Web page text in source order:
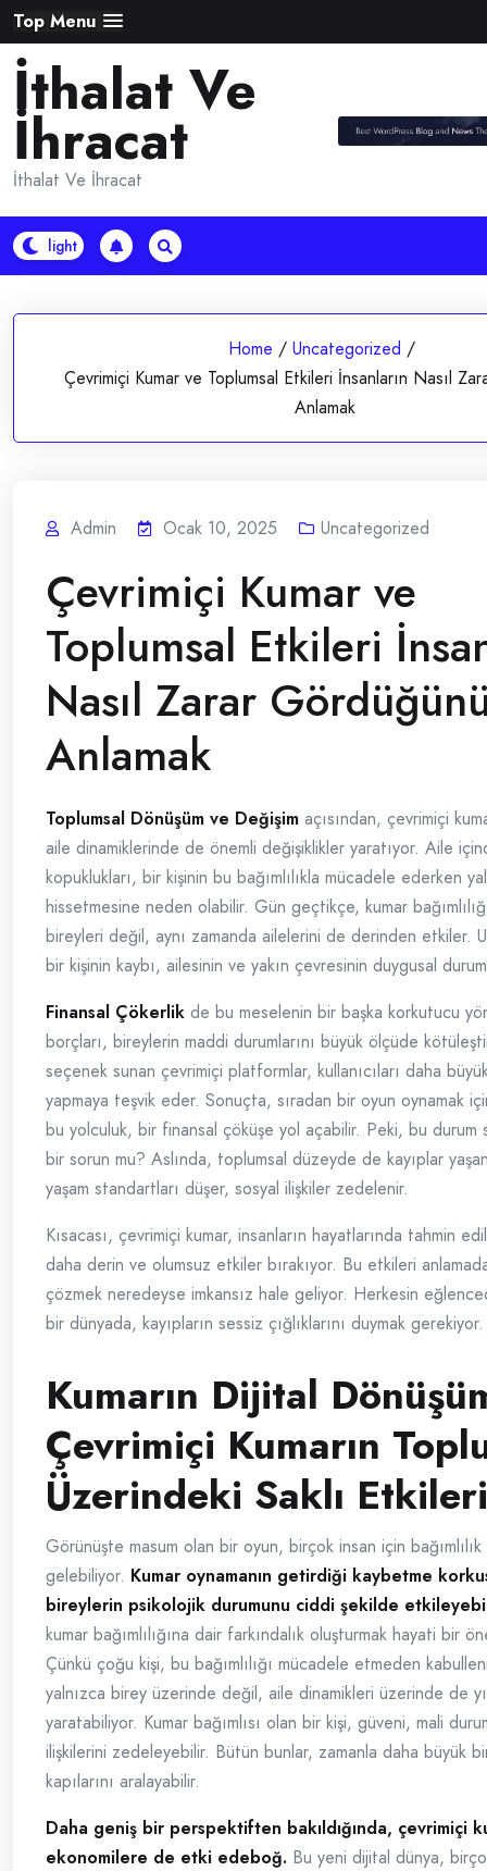
Skip
to
content
Top Menu
İthalat Ve
İhracat
İthalat Ve İhracat
Home / Uncategorized /
Çevrimiçi Kumar ve Toplumsal Etkileri İnsanların Nasıl
Anlamak
Admin Ocak 10, 2025 Uncategorized
Çevrimiçi Kumar ve
Toplumsal Etkileri
Nasıl Zarar
Anlamak
Toplumsal Dönüşüm ve Değişim açısından, çevrimiçi
aile dinamiklerinde de önemli değişiklikler yaratıyor. Aile
kopuklukları, bir kişinin bu bağımlılıkla mücadele ederken
hissetmesine neden olabilir. Gün geçtikçe, kumar
bireyleri değil, aynı zamanda ailelerini de derinden etkiler.
bir kişinin kaybı, ailesinin ve yakın çevresinin duygusal
Finansal Çökerlik de bu meselenin bir başka korkutucu
borçları, bireylerin maddi durumlarını büyük ölçüde
seçenek sunan çevrimiçi platformlar, kullanıcıları daha
yapmaya teşvik eder. Sonuçta, sıradan bir oyun oynamak
bu yolculuk, bir finansal çöküşe yol açabilir. Peki, bu durum
bir sorun mu? Aslında, toplumsal düzeyde de kayıplar
yaşam standartları düşer, sosyal ilişkiler zedelenir.
Kısacası, çevrimiçi kumar, insanların hayatlarında tahmin
daha derin ve olumsuz etkiler bırakıyor. Bu etkileri
çözmek neredeyse imkansız hale geliyor. Herkesin
bir dünyada, kayıpların sessiz çığlıklarını duymak gerekiyor.
Kumarın Dijital
Çevrimiçi Kumarın
Üzerindeki Saklı Etkileri
Görünüşte masum olan bir oyun, birçok insan için bağımlılık
gelebiliyor. Kumar oynamanın getirdiği kaybetme
bireylerin psikolojik durumunu ciddi şekilde
kumar bağımlılığına dair farkındalık oluşturmak hayati bir
Çünkü çoğu kişi, bu bağımlılığı mücadele etmeden
yalnızca birey üzerinde değil, aile dinamikleri üzerinde de
yaratabiliyor. Kumar bağımlısı olan bir kişi, güveni, mali
ilişkilerini zedeleyebilir. Bütün bunlar, zamanla daha büyük
kapılarını aralayabilir.
Daha geniş bir perspektiften bakıldığında, çevrimiçi
ekonomilere de etki edeboğ. Bu yeni dijital dünya,